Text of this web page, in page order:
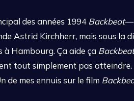
des années 1994 Backbeat—
Astrid Kirchherr, mais sous la
à Hambourg. Ça aide ça Backbeat
tout simplement pas
de mes ennuis sur le film